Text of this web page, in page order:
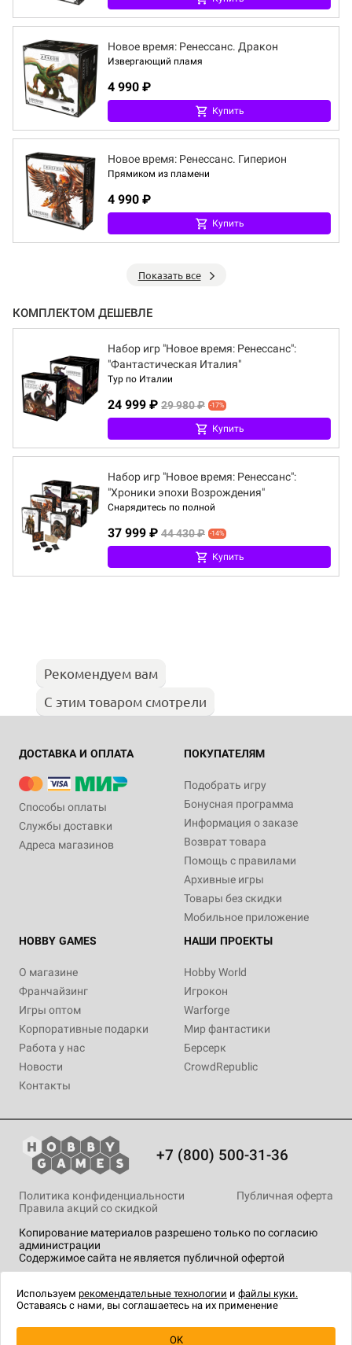
Новое время: Ренессанс. Дракон
Извергающий пламя
4 990 ₽
Купить
Новое время: Ренессанс. Гиперион
Прямиком из пламени
4 990 ₽
Купить
Показать все
КОМПЛЕКТОМ ДЕШЕВЛЕ
Набор игр "Новое время: Ренессанс":
"Фантастическая Италия"
Тур по Италии
24 999 ₽ 29 980 ₽ -17%
Купить
Набор игр "Новое время: Ренессанс":
"Хроники эпохи Возрождения"
Снарядитесь по полной
37 999 ₽ 44 430 ₽ -14%
Купить
Рекомендуем вам
С этим товаром смотрели
ДОСТАВКА И ОПЛАТА
Способы оплаты
Службы доставки
Адреса магазинов
ПОКУПАТЕЛЯМ
Подобрать игру
Бонусная программа
Информация о заказе
Возврат товара
Помощь с правилами
Архивные игры
Товары без скидки
Мобильное приложение
HOBBY GAMES
О магазине
Франчайзинг
Игры оптом
Корпоративные подарки
Работа у нас
Новости
Контакты
НАШИ ПРОЕКТЫ
Hobby World
Игрокон
Warforge
Мир фантастики
Берсерк
CrowdRepublic
+7 (800) 500-31-36
Копирование материалов разрешено только по согласию
администрации
Содержимое сайта не является публичной офертой
Политика конфиденциальности
Публичная оферта
Правила акций со скидкой
технологии.
Используем рекомендательные технологии и файлы куки.
Оставаясь с нами, вы соглашаетесь на их применение
OK